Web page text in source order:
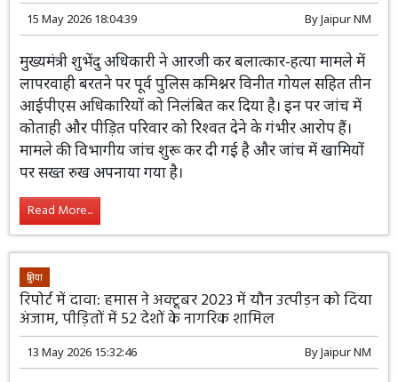
15 May 2026 18:04:39 ByJaipur NM
मुख्यमंत्री शुभेंदु अधिकारी ने आरजी कर बलात्कार-हत्या मामले में
लापरवाही बरतने पर पूर्व पुलिस कमिश्नर विनीत गोयल सहित तीन
आईपीएस अधिकारियों को निलंबित कर दिया है। इन पर जांच में
कोताही और पीड़ित परिवार को रिश्वत देने के गंभीर आरोप हैं।
मामले की विभागीय जांच शुरू कर दी गई है और जांच में खामियों
पर सख्त रुख अपनाया गया है।
Read More...
दुनिया
रिपोर्ट में दावा: हमास ने अक्टूबर 2023 में यौन उत्पीड़न को दिया
अंजाम, पीड़ितों में 52 देशों के नागरिक शामिल
13 May 2026 15:32:46 ByJaipur NM